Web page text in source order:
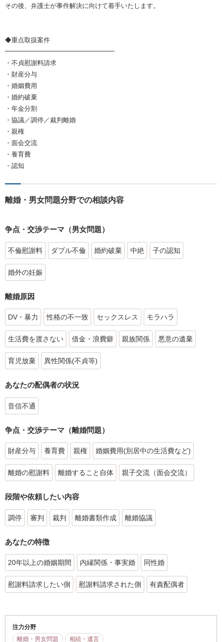
その後、弁護士が事件解決に向けて着手いたします。
◆重点取扱案件
━━━━━━━━━━━━━━━━━
・不貞慰謝料請求
・財産分与
・婚姻費用
・婚約破棄
・年金分割
・協議／調停／裁判離婚
・親権
・面会交流
・養育費
・認知
離婚・男女問題分野での相談内容
争点・交渉テーマ（男女問題）
不倫慰謝料 ダブル不倫 婚約破棄 中絶 子の認知
婚外の妊娠
離婚原因
DV・暴力 性格の不一致 セックスレス モラハラ
生活費を渡さない 借金・浪費癖 親族関係 悪意の遺棄
育児放棄 異性関係(不貞等)
あなたの配偶者の状況
音信不通
争点・交渉テーマ（離婚問題）
財産分与 養育費 親権 婚姻費用(別居中の生活費など)
離婚の慰謝料 離婚すること自体 親子交流（面会交流）
段階や依頼したい内容
調停 審判 裁判 離婚書類作成 離婚協議
あなたの特徴
20年以上の婚姻期間 内縁関係・事実婚 同性婚
慰謝料請求したい側 慰謝料請求された側 有責配偶者
注力分野
離婚・男女問題
相続・遺言